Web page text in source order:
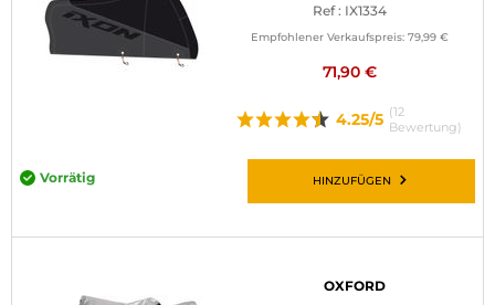
Ref : IX1334
Empfohlener Verkaufspreis: 79,99 €
71,90 €
4.25/5 (12
Bewertung)
Vorrätig HINZUFÜGEN
OXFORD